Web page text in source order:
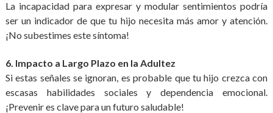
La incapacidad para expresar y modular sentimientos podría
ser un indicador de que tu hijo necesita más amor y atención.
¡No subestimes este síntoma!
6. Impacto a Largo Plazo en la Adultez
Si estas señales se ignoran, es probable que tu hijo crezca con
escasas habilidades sociales y dependencia emocional.
¡Prevenir es clave para un futuro saludable!